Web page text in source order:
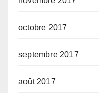
octobre 2017
septembre 2017
août 2017